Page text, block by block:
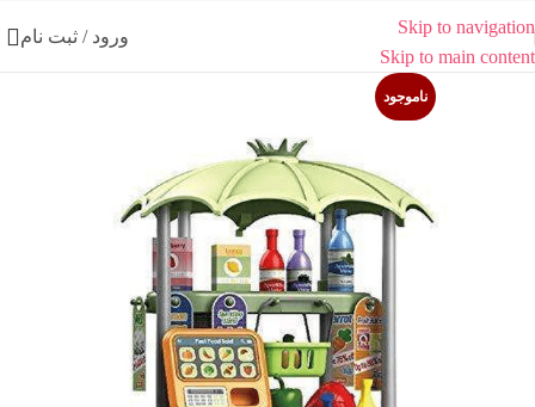
Skip to navigation
Skip to main content
ورود / ثبت نام
ناموجود